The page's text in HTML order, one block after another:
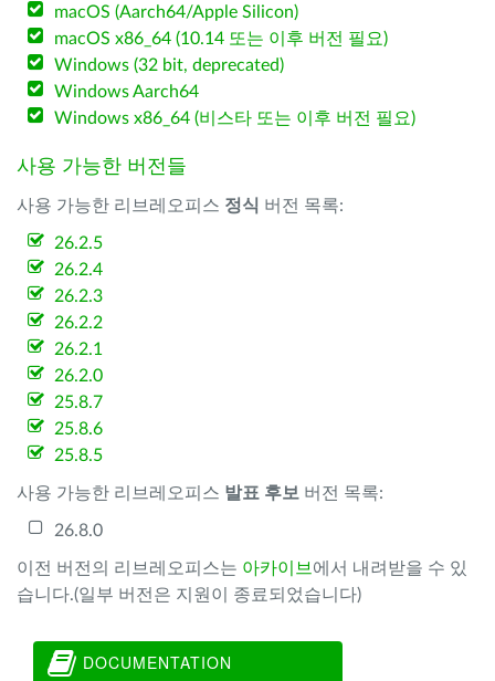
macOS (Aarch64/Apple Silicon)
macOS x86_64 (10.14 또는 이후 버전 필요)
Windows (32 bit, deprecated)
Windows Aarch64
Windows x86_64 (비스타 또는 이후 버전 필요)
사용 가능한 버전들
사용 가능한 리브레오피스 정식 버전 목록:
26.2.5
26.2.4
26.2.3
26.2.2
26.2.1
26.2.0
25.8.7
25.8.6
25.8.5
사용 가능한 리브레오피스 발표 후보 버전 목록:
26.8.0
이전 버전의 리브레오피스는 아카이브 에서 내려받을 수 있
습니다.(일부 버전은 지원이 종료되었습니다)
DOCUMENTATION